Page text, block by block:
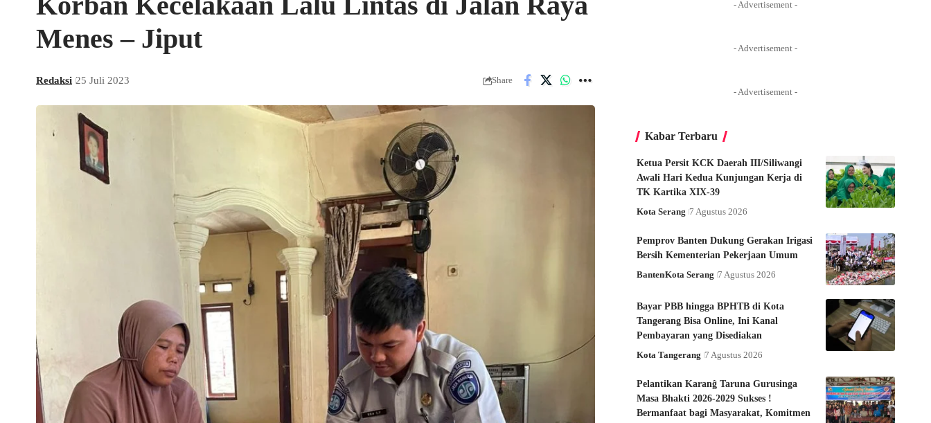
Menes – Jiput
Redaksi 25 Juli 2023 Share
- Advertisement -
- Advertisement -
- Advertisement -
Kabar Terbaru
Ketua Persit KCK Daerah III/Siliwangi
Awali Hari Kedua Kunjungan Kerja di
TK Kartika XIX-39
Kota Serang 7 Agustus 2026
Pemprov Banten Dukung Gerakan Irigasi
Bersih Kementerian Pekerjaan Umum
BantenKota Serang 7 Agustus 2026
Bayar PBB hingga BPHTB di Kota
Tangerang Bisa Online, Ini Kanal
Pembayaran yang Disediakan
Kota Tangerang 7 Agustus 2026
Pelantikan Karanĝ Taruna Gurusinga
Masa Bhakti 2026-2029 Sukses !
Bermanfaat bagi Masyarakat, Komitmen